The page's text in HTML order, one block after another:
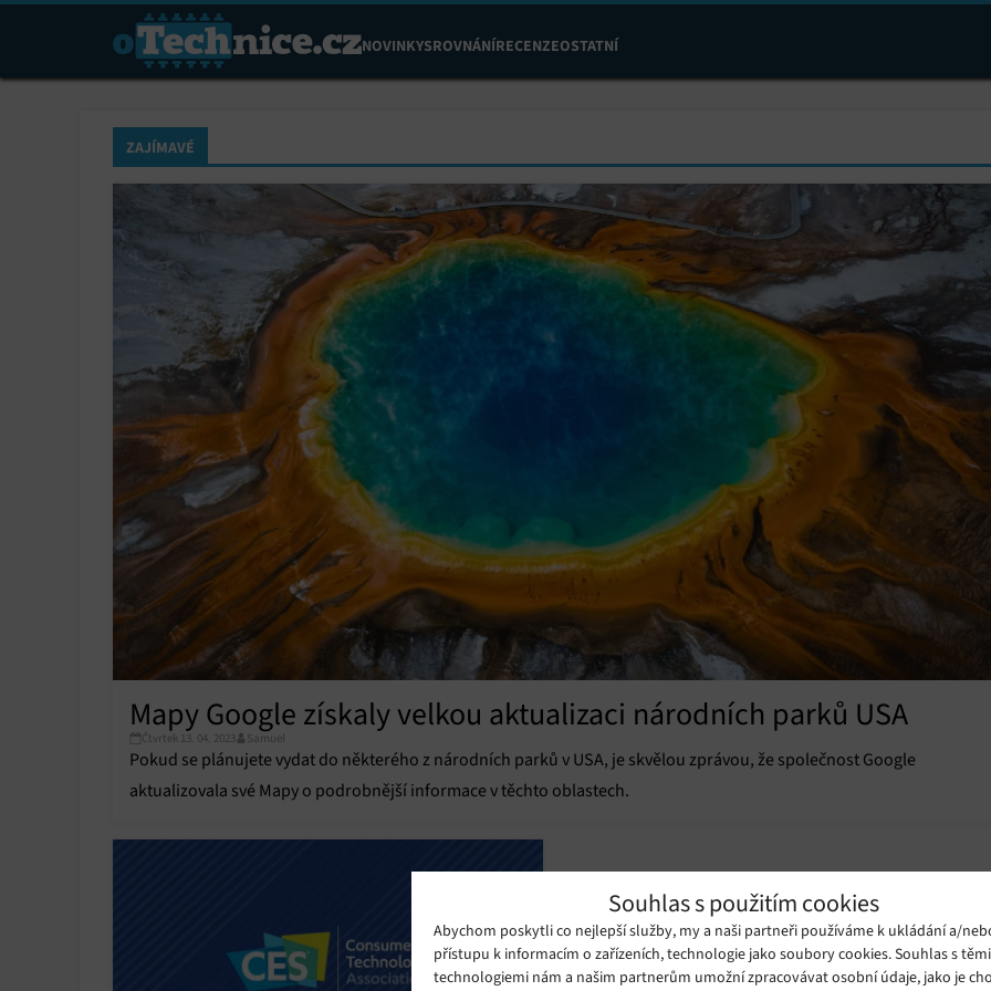
Souhlas s použitím cookies
Abychom poskytli co nejlepší služby, my a naši partneři používáme k ukládání a/
přístupu k informacím o zařízeních, technologie jako soubory cookies. Souhlas s
technologiemi nám a našim partnerům umožní zpracovávat osobní údaje, jako je
NOVINKYSROVNÁNÍRECENZEOSTATNÍ
ZAJÍMAVÉ
Mapy Google získaly velkou aktualizaci národních parků USA
Čtvrtek 13. 04. 2023 Samuel
Pokud se plánujete vydat do některého z národních parků v USA, je skvělou zprávou, že společnost Google
aktualizovala své Mapy o podrobnější informace v těchto oblastech.